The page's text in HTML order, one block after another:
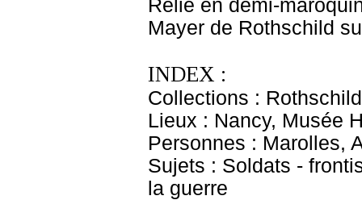
Relié en demi-
Mayer de Rothschild
INDEX :
Collections :
Lieux : Nancy, Musée
Personnes : Marolles,
Sujets : Soldats -
la guerre